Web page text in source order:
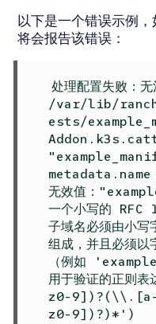
以下是一个错误示例，
将会报告该错误：
处理配置失败：
/var/lib/
ests/
metadata.name
无效值：
一个小写的 RFC
子域名必须由
组成，并且必须以
（例如
用于验证的正
z0-
z0-9])?)*')